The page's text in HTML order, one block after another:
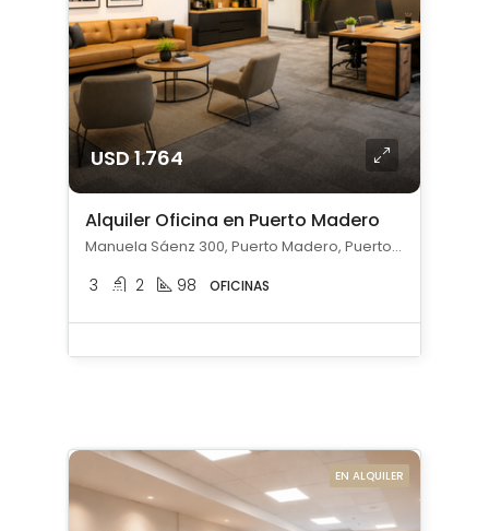
USD 1.764
Alquiler Oficina en Puerto Madero
Manuela Sáenz 300, Puerto Madero, Puerto Madero, Capital Federal
3 2 98 OFICINAS
EN ALQUILER